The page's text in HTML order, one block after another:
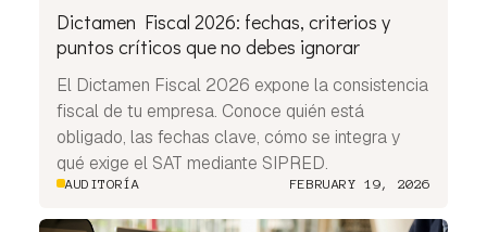
Dictamen Fiscal 2026: fechas, criterios y
puntos críticos que no debes ignorar
El Dictamen Fiscal 2026 expone la consistencia
fiscal de tu empresa. Conoce quién está
obligado, las fechas clave, cómo se integra y
qué exige el SAT mediante SIPRED.
AUDITORÍA FEBRUARY 19, 2026